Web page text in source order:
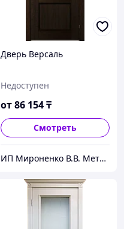
Дверь Версаль
Недоступен
от86 154₸
Смотреть
ИП Мироненко В.В. Металлические и межкомнатные двери